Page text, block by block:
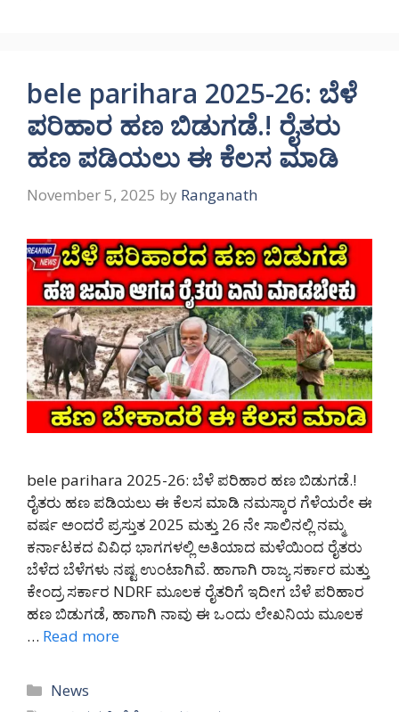
bele parihara 2025-26: ಬೆಳೆ
ಪರಿಹಾರ ಹಣ ಬಿಡುಗಡೆ.! ರೈತರು
ಹಣ ಪಡಿಯಲು ಈ ಕೆಲಸ ಮಾಡಿ
November 5, 2025 by Ranganath
bele parihara 2025-26: ಬೆಳೆ ಪರಿಹಾರ ಹಣ ಬಿಡುಗಡೆ.!
ರೈತರು ಹಣ ಪಡಿಯಲು ಈ ಕೆಲಸ ಮಾಡಿ ನಮಸ್ಕಾರ ಗೆಳೆಯರೇ ಈ
ವರ್ಷ ಅಂದರೆ ಪ್ರಸ್ತುತ 2025 ಮತ್ತು 26 ನೇ ಸಾಲಿನಲ್ಲಿ ನಮ್ಮ
ಕರ್ನಾಟಕದ ವಿವಿಧ ಭಾಗಗಳಲ್ಲಿ ಅತಿಯಾದ ಮಳೆಯಿಂದ ರೈತರು
ಬೆಳೆದ ಬೆಳೆಗಳು ನಷ್ಟ ಉಂಟಾಗಿವೆ. ಹಾಗಾಗಿ ರಾಜ್ಯ ಸರ್ಕಾರ ಮತ್ತು
ಕೇಂದ್ರ ಸರ್ಕಾರ NDRF ಮೂಲಕ ರೈತರಿಗೆ ಇದೀಗ ಬೆಳೆ ಪರಿಹಾರ
ಹಣ ಬಿಡುಗಡೆ, ಹಾಗಾಗಿ ನಾವು ಈ ಒಂದು ಲೇಖನಿಯ ಮೂಲಕ
… Read more
Categories
News